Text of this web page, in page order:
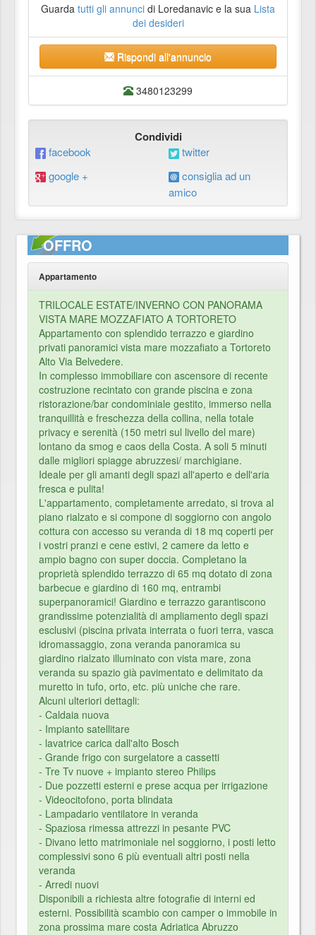
Guarda tutti gli annunci di Loredanavic e la sua Lista
dei desideri
Rispondi all'annuncio
3480123299
Condividi
facebook
twitter
google +
consiglia ad un
amico
OFFRO
Appartamento
TRILOCALE ESTATE/INVERNO CON PANORAMA
VISTA MARE MOZZAFIATO A TORTORETO
Appartamento con splendido terrazzo e giardino
privati panoramici vista mare mozzafiato a Tortoreto
Alto Via Belvedere.
In complesso immobiliare con ascensore di recente
costruzione recintato con grande piscina e zona
ristorazione/bar condominiale gestito, immerso nella
tranquillità e freschezza della collina, nella totale
privacy e serenità (150 metri sul livello del mare)
lontano da smog e caos della Costa. A soli 5 minuti
dalle migliori spiagge abruzzesi/ marchigiane.
Ideale per gli amanti degli spazi all'aperto e dell'aria
fresca e pulita!
L'appartamento, completamente arredato, si trova al
piano rialzato e si compone di soggiorno con angolo
cottura con accesso su veranda di 18 mq coperti per
i vostri pranzi e cene estivi, 2 camere da letto e
ampio bagno con super doccia. Completano la
proprietà splendido terrazzo di 65 mq dotato di zona
barbecue e giardino di 160 mq, entrambi
superpanoramici! Giardino e terrazzo garantiscono
grandissime potenzialità di ampliamento degli spazi
esclusivi (piscina privata interrata o fuori terra, vasca
idromassaggio, zona veranda panoramica su
giardino rialzato illuminato con vista mare, zona
veranda su spazio già pavimentato e delimitato da
muretto in tufo, orto, etc. più uniche che rare.
Alcuni ulteriori dettagli:
- Caldaia nuova
- Impianto satellitare
- lavatrice carica dall'alto Bosch
- Grande frigo con surgelatore a cassetti
- Tre Tv nuove + impianto stereo Philips
- Due pozzetti esterni e prese acqua per irrigazione
- Videocitofono, porta blindata
- Lampadario ventilatore in veranda
- Spaziosa rimessa attrezzi in pesante PVC
- Divano letto matrimoniale nel soggiorno, i posti letto
complessivi sono 6 più eventuali altri posti nella
veranda
- Arredi nuovi
Disponibili a richiesta altre fotografie di interni ed
esterni. Possibilità scambio con camper o immobile in
zona prossima mare costa Adriatica Abruzzo